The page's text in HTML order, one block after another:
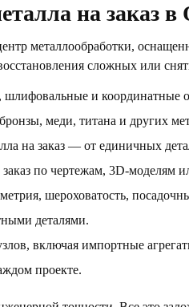
на заказ
металлообработки,
сложных или
и координатные
меди, титана и других
на заказ — от единичных
по чертежам, 3D-моделям
шероховатость,
деталями.
включая импортные
проекте.